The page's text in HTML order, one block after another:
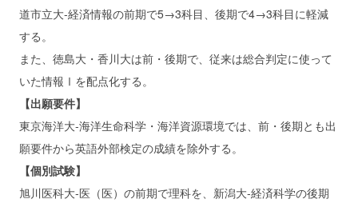
道市立大‐経済情報の前期で5→3科目、後期で4→3科目に軽減
する。
また、徳島大・香川大は前・後期で、従来は総合判定に使って
いた情報Ⅰを配点化する。
【出願要件】
東京海洋大‐海洋生命科学・海洋資源環境では、前・後期とも出
願要件から英語外部検定の成績を除外する。
【個別試験】
旭川医科大‐医（医）の前期で理科を、新潟大‐経済科学の後期